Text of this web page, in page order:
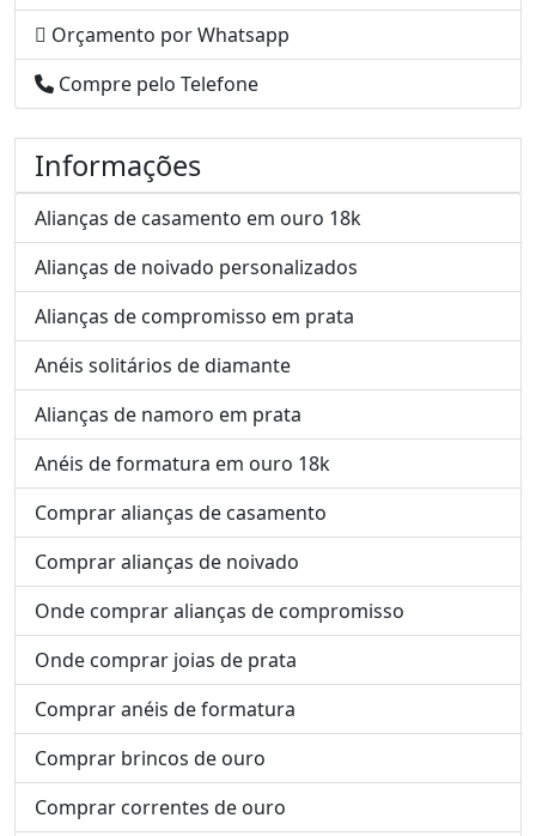
Orçamento por Whatsapp
Compre pelo Telefone
Informações
Alianças de casamento em ouro 18k
Alianças de noivado personalizados
Alianças de compromisso em prata
Anéis solitários de diamante
Alianças de namoro em prata
Anéis de formatura em ouro 18k
Comprar alianças de casamento
Comprar alianças de noivado
Onde comprar alianças de compromisso
Onde comprar joias de prata
Comprar anéis de formatura
Comprar brincos de ouro
Comprar correntes de ouro